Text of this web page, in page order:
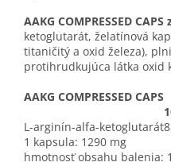
AAKG COMPRESSED
ketoglutarát, želatínová
titaničitý a oxid železa),
protihrudkujúca látka oxid
AAKG COMPRESSED CAPS
L-arginín-alfa-ketoglutarát
1 kapsula: 1290 mg
hmotnosť obsahu balenia: